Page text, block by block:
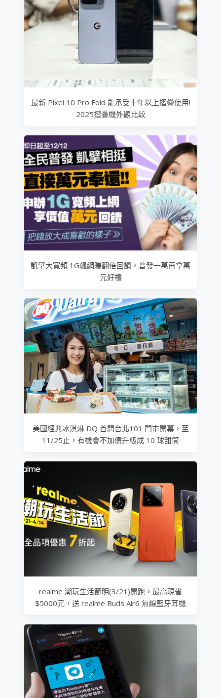
最新 Pixel 10 Pro Fold 能承受十年以上摺疊使用!
2025摺疊機外觀比較
凱擘大寬頻 1G飆網賺翻倍回饋，普發一萬再拿萬
元好禮
美國經典冰淇淋 DQ 首間台北101 門市開幕，至
11/25止，有機會不加價升級成 10 球甜筒
realme 潮玩生活節明(3/21)開跑，最高現省
$5000元，送 realme Buds Air6 無線藍牙耳機